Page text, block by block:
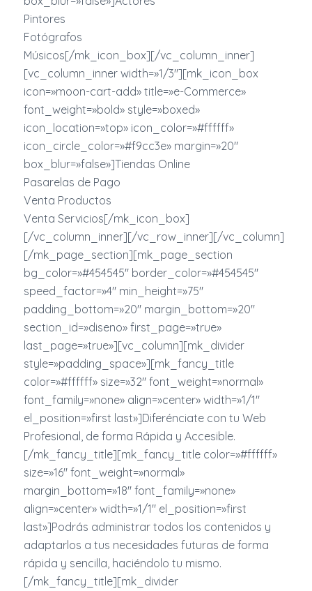
Pintores
Fotógrafos
Músicos[/mk_icon_box][/vc_column_inner]
[vc_column_inner width=»1/3″][mk_icon_box
icon=»moon-cart-add» title=»e-Commerce»
font_weight=»bold» style=»boxed»
icon_location=»top» icon_color=»#ffffff»
icon_circle_color=»#f9cc3e» margin=»20″
box_blur=»false»]Tiendas Online
Pasarelas de Pago
Venta Productos
Venta Servicios[/mk_icon_box]
[/vc_column_inner][/vc_row_inner][/vc_column]
[/mk_page_section][mk_page_section
bg_color=»#454545″ border_color=»#454545″
speed_factor=»4″ min_height=»75″
padding_bottom=»20″ margin_bottom=»20″
section_id=»diseno» first_page=»true»
last_page=»true»][vc_column][mk_divider
style=»padding_space»][mk_fancy_title
color=»#ffffff» size=»32″ font_weight=»normal»
font_family=»none» align=»center» width=»1/1″
el_position=»first last»]Diferénciate con tu Web
Profesional, de forma Rápida y Accesible.
[/mk_fancy_title][mk_fancy_title color=»#ffffff»
size=»16″ font_weight=»normal»
margin_bottom=»18″ font_family=»none»
align=»center» width=»1/1″ el_position=»first
last»]Podrás administrar todos los contenidos y
adaptarlos a tus necesidades futuras de forma
rápida y sencilla, haciéndolo tu mismo.
[/mk_fancy_title][mk_divider